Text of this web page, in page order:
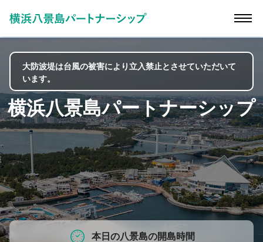
横浜八景島パートナーシップ
大防波堤は台風の被害により立入禁止とさせていただいて
います。
本日の八景島の開島時間